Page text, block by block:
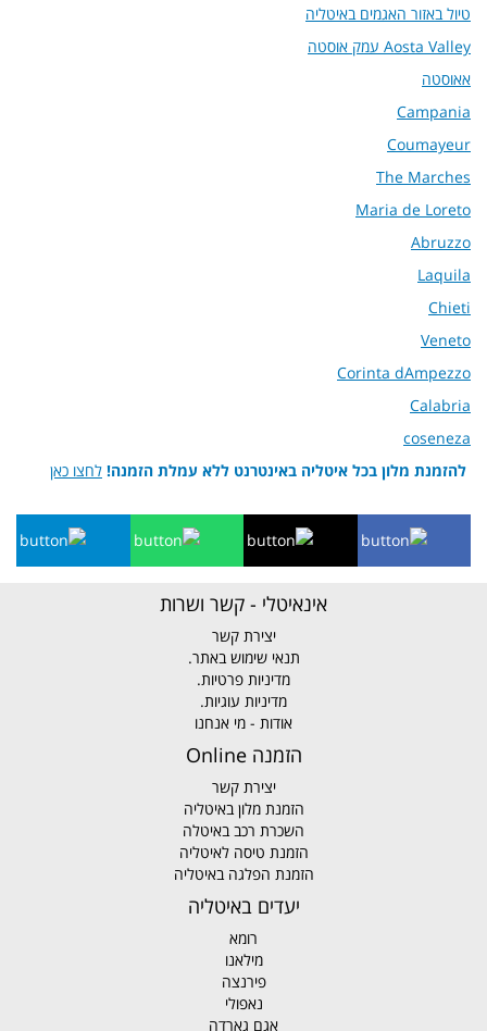
טיול באזור האגמים באיטליה
Aosta Valley עמק אוסטה
אאוסטה
Campania
Coumayeur
The Marches
Maria de Loreto
Abruzzo
Laquila
Chieti
Veneto
Corinta dAmpezzo
Calabria
coseneza
להזמנת מלון בכל איטליה באינטרנט ללא עמלת הזמנה! לחצו כאן
אינאיטלי - קשר ושרות
יצירת קשר
תנאי שימוש באתר.
מדיניות פרטיות.
מדיניות עוגיות.
אודות - מי אנחנו
הזמנה Online
יצירת קשר
הזמנת מלון באיטליה
השכרת רכב באיטלה
הזמנת טיסה לאיטליה
הזמנת הפלגה באיטליה
יעדים באיטליה
רומא
מילאנו
פירנצה
נאפולי
אגם גארדה